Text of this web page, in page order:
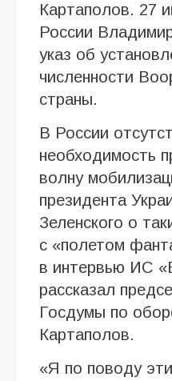
Картаполов. 27
России
указ об
численности
страны.
В России
необходимость
волну
президента
Зеленского о
с «полетом
в интервью ИC
рассказал
Госдумы по
Картаполов.
«Я по поводу